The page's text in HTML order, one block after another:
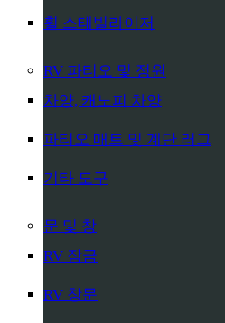
휠 스태빌라이저
RV 파티오 및 정원
차양, 캐노피 차양
파티오 매트 및 계단 러그
기타 도구
문 및 창
RV 잠금
RV 창문